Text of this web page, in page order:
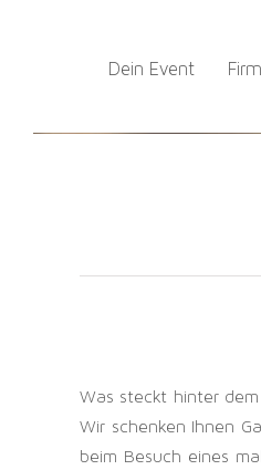
Dein Event
Was steckt hinter dem
Wir schenken Ihnen
beim Besuch eines